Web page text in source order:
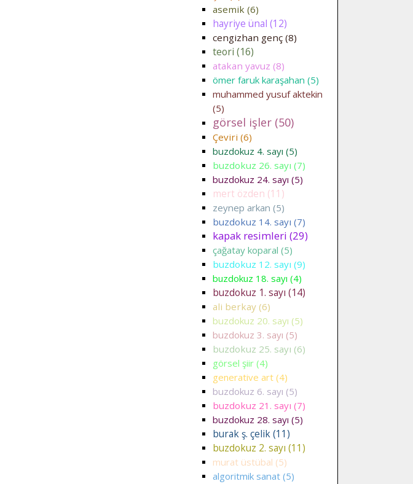
asemik (6)
hayriye ünal (12)
cengizhan genç (8)
teori (16)
atakan yavuz (8)
ömer faruk karaşahan (5)
muhammed yusuf aktekin
(5)
görsel işler (50)
Çeviri (6)
buzdokuz 4. sayı (5)
buzdokuz 26. sayı (7)
buzdokuz 24. sayı (5)
mert özden (11)
zeynep arkan (5)
buzdokuz 14. sayı (7)
kapak resimleri (29)
çağatay koparal (5)
buzdokuz 12. sayı (9)
buzdokuz 18. sayı (4)
buzdokuz 1. sayı (14)
ali berkay (6)
buzdokuz 20. sayı (5)
buzdokuz 3. sayı (5)
buzdokuz 25. sayı (6)
görsel şiir (4)
generative art (4)
buzdokuz 6. sayı (5)
buzdokuz 21. sayı (7)
buzdokuz 28. sayı (5)
burak ş. çelik (11)
buzdokuz 2. sayı (11)
murat üstübal (5)
algoritmik sanat (5)